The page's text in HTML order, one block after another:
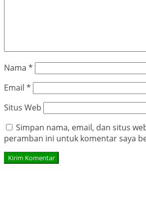
Nama *
Email *
Situs Web
Simpan nama, email, dan situs
peramban ini untuk komentar saya